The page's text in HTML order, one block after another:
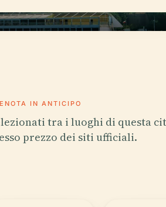
IN ANTICIPO
tra i luoghi di questa
prezzo dei siti ufficiali.